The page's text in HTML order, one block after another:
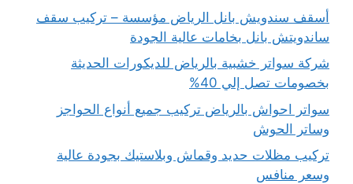
أسقف سندويش بانل الرياض مؤسسة – تركيب سقف
ساندويتش بانل بخامات عالية الجودة
شركة سواتر خشبية بالرياض للديكورات الحديثة
بخصومات تصل إلي 40%
سواتر احواش بالرياض تركيب جميع أنواع الحواجز
وساتر الحوش
تركيب مظلات حديد وقماش وبلاستيك بجودة عالية
وسعر منافس